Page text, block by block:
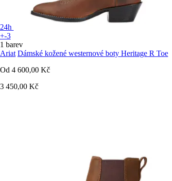
24h
+-3
1 barev
Ariat Dámské kožené westernové boty Heritage R Toe
Od 4 600,00 Kč
3 450,00 Kč